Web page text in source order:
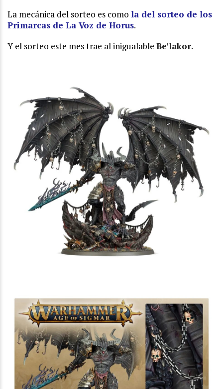
La mecánica del sorteo es como la del sorteo de los
Primarcas de La Voz de Horus.
Y el sorteo este mes trae al inigualable Be’lakor.